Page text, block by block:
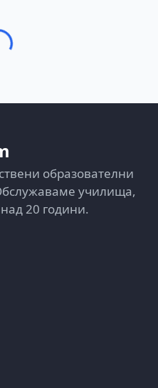
образователни
училища,
20 години.